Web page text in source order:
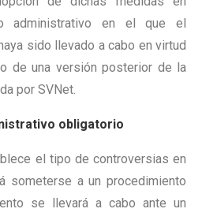
administrativo en el que el
sido llevado a cabo en virtud
de una versión posterior de la
por SVNet.
obligatorio
el tipo de controversias en
someterse a un procedimiento
se llevará a cabo ante un